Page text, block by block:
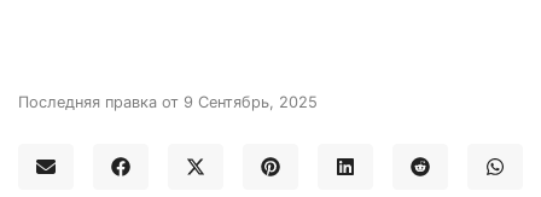
Последняя правка от 9 Сентябрь, 2025